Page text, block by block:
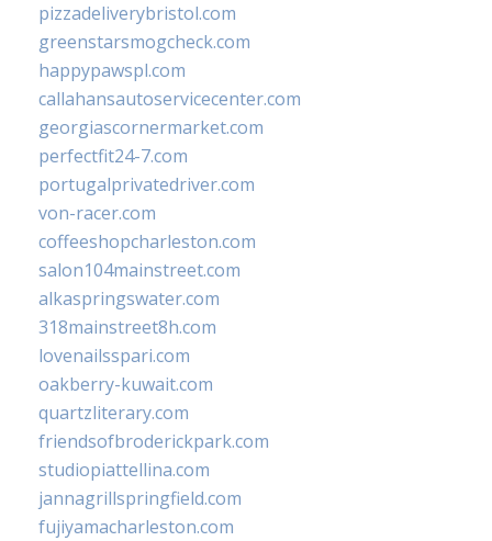
pizzadeliverybristol.com
greenstarsmogcheck.com
happypawspl.com
callahansautoservicecenter.com
georgiascornermarket.com
perfectfit24-7.com
portugalprivatedriver.com
von-racer.com
coffeeshopcharleston.com
salon104mainstreet.com
alkaspringswater.com
318mainstreet8h.com
lovenailsspari.com
oakberry-kuwait.com
quartzliterary.com
friendsofbroderickpark.com
studiopiattellina.com
jannagrillspringfield.com
fujiyamacharleston.com